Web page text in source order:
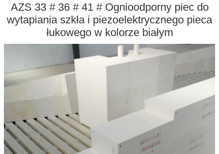
AZS 33 # 36 # 41 # Ognioodporny piec do
wytapiania szkła i piezoelektrycznego pieca
łukowego w kolorze białym